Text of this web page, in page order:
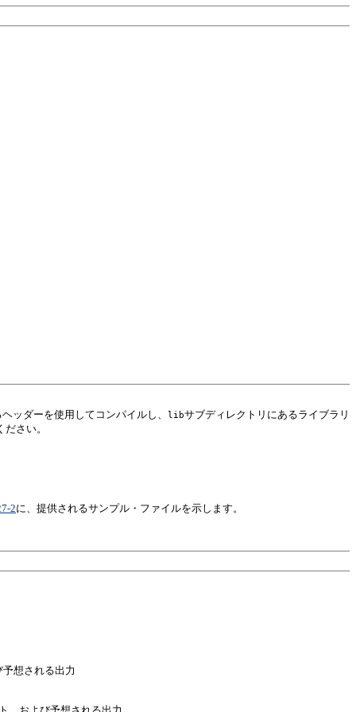
ッダーを使用してコンパイルし、 libサブディレクトリにあるライブラリ
さい。
2に、提供されるサンプル・ファイルを示します。
想される出力